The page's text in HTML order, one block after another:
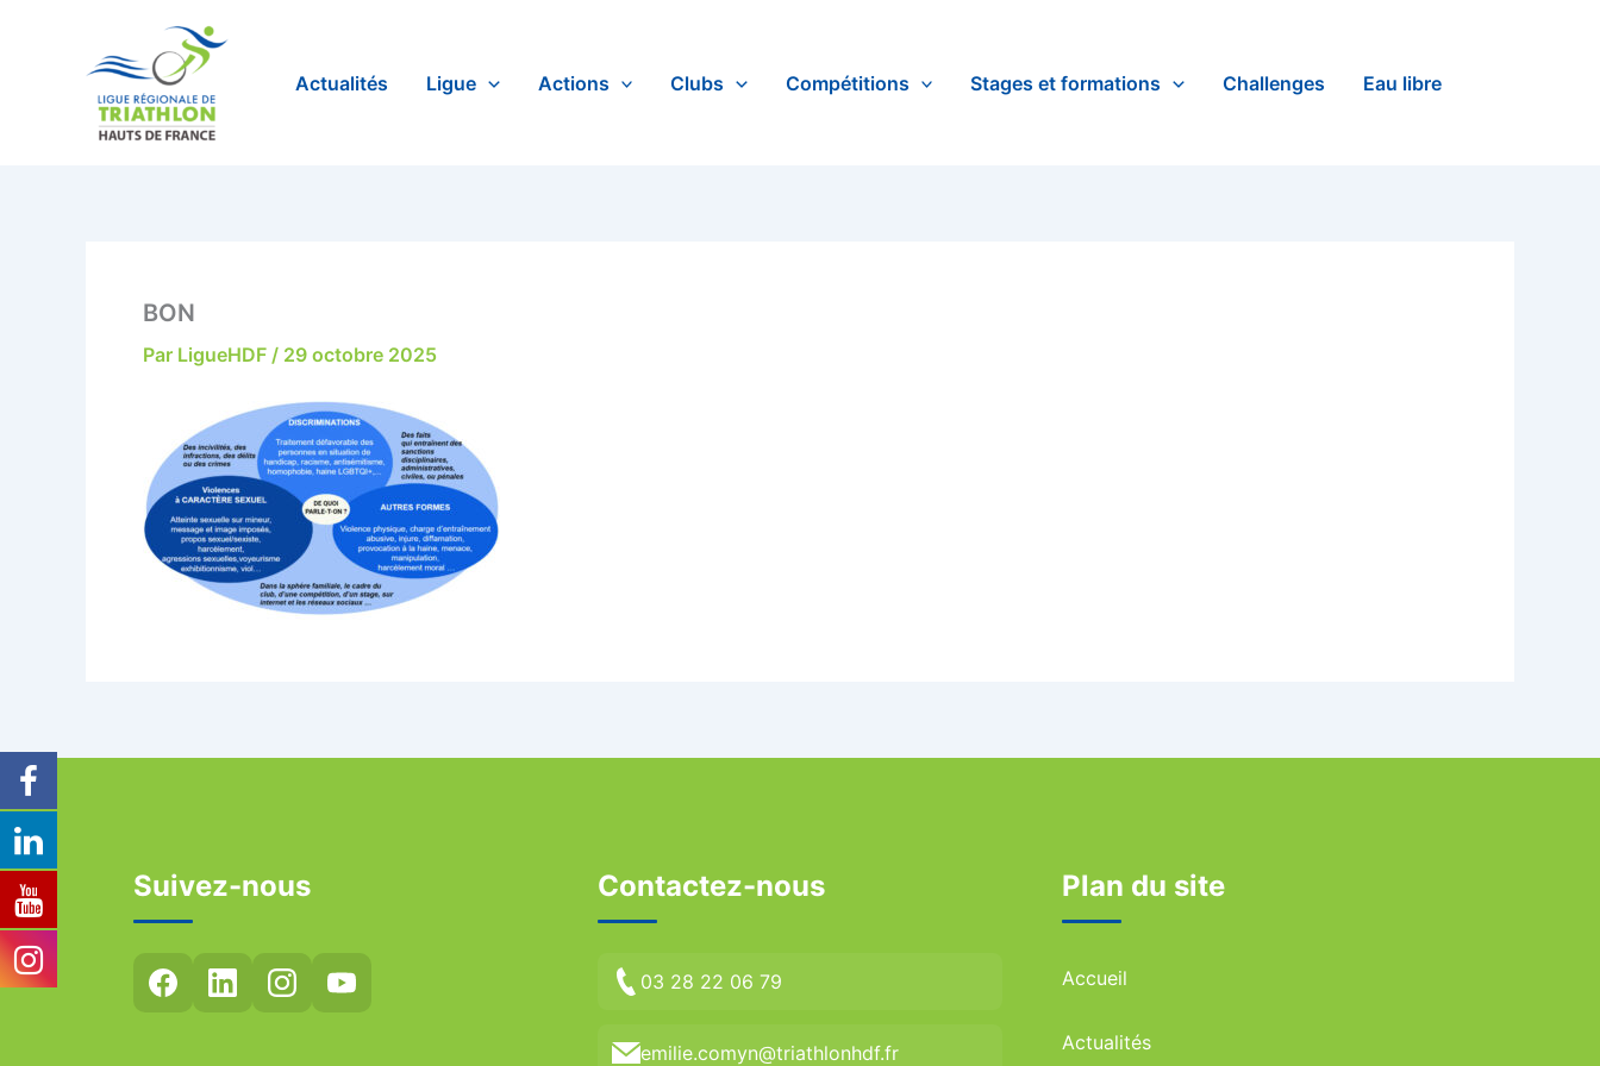
Actualités Ligue Actions Clubs Compétitions Stages et formations Challenges Eau libre
BON
Par LigueHDF / 29 octobre 2025
Suivez-nous Contactez-nous
03 28 22 06 79
emilie.comyn@triathlonhdf.fr
Plan du site
Accueil
Actualités